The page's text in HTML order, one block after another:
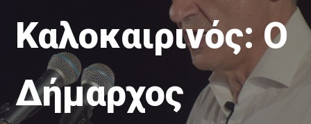
Καλοκαιρινός: Ο
Δήμαρχος